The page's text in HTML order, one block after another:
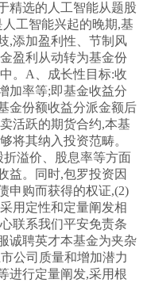
精选的人工智能从题股
工智能兴起的晚期,基
,添加盈利性、节制风
盈利从动转为基金份
。A、成长性目标:收
加率等;即基金收益分
金份额收益分派金额后
活跃的期货合约,本基
将其纳入投资范畴。
溢价、股息率等方面
益。同时,包罗投资因
申购而获得的权证,(2)
用定性和定量阐发相
联系我们平安免责条
诚聘英才本基金为夹杂
公司质量和增加潜力
进行定量阐发,采用根